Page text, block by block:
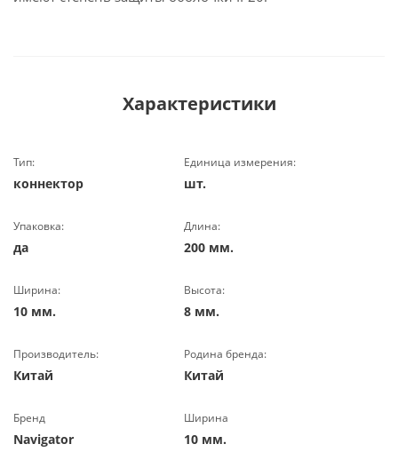
Характеристики
Тип:
коннектор
Единица измерения:
шт.
Упаковка:
да
Длина:
200 мм.
Ширина:
10 мм.
Высота:
8 мм.
Производитель:
Китай
Родина бренда:
Китай
Бренд
Navigator
Ширина
10 мм.